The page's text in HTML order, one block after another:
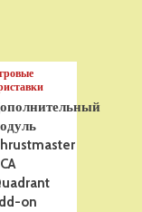
(для ИК
V3 2.4G
IR3.0
on